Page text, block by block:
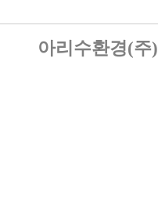
아리수환경(주)